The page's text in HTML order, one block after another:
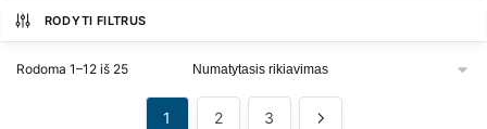
RODYTI FILTRUS
Rodoma 1–12 iš 25
1 2 3